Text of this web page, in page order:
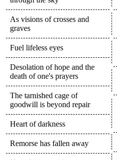
As visions of crosses and
graves
Fuel lifeless eyes
Desolation of hope and the
death of one's prayers
The tarnished cage of
goodwill is beyond repair
Heart of darkness
Remorse has fallen away